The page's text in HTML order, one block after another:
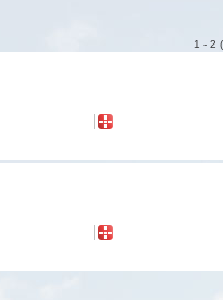
1 - 2